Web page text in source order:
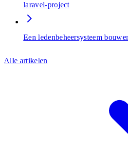
laravel-project
Een ledenbeheersysteem
Alle artikelen